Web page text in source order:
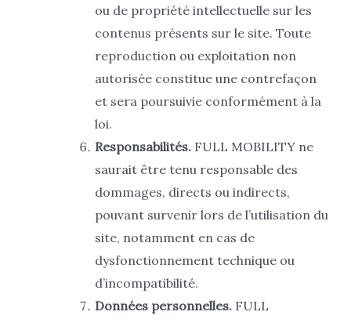
ou de propriété intellectuelle sur les
contenus présents sur le site. Toute
reproduction ou exploitation non
autorisée constitue une contrefaçon
et sera poursuivie conformément à la
loi.
Responsabilités. FULL MOBILITY ne
saurait être tenu responsable des
dommages, directs ou indirects,
pouvant survenir lors de l’utilisation du
site, notamment en cas de
dysfonctionnement technique ou
d’incompatibilité.
Données personnelles. FULL